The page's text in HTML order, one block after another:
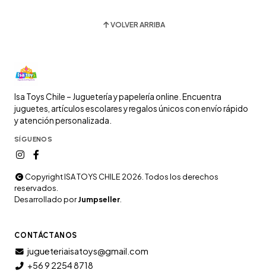
VOLVER ARRIBA
Isa Toys Chile – Juguetería y papelería online. Encuentra
juguetes, artículos escolares y regalos únicos con envío rápido
y atención personalizada.
SÍGUENOS
Copyright ISA TOYS CHILE 2026. Todos los derechos
reservados.
Desarrollado porJumpseller.
CONTÁCTANOS
jugueteriaisatoys@gmail.com
+56 9 2254 8718